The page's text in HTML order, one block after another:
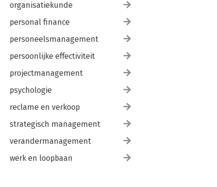
organisatiekunde
personal finance
personeelsmanagement
persoonlijke effectiviteit
projectmanagement
psychologie
reclame en verkoop
strategisch management
verandermanagement
werk en loopbaan